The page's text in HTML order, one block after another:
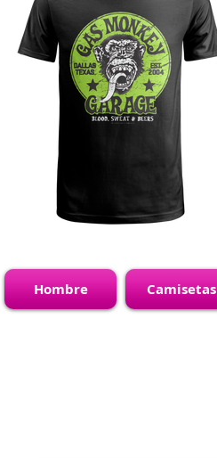
Hombre Camisetas